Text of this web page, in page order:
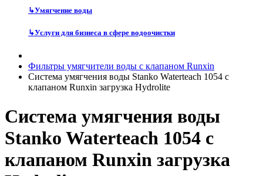
↳Умягчение воды
↳Услуги для бизнеса в сфере водоочистки
Фильтры умягчители воды с клапаном Runxin
Система умягчения воды Stanko Waterteach 1054 с
клапаном Runxin загрузка Hydrolite
Система умягчения воды
Stanko Waterteach 1054 с
клапаном Runxin загрузка